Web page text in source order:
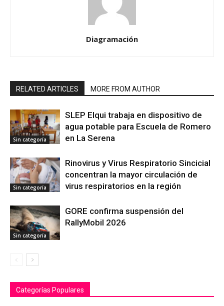
Diagramación
RELATED ARTICLES MORE FROM AUTHOR
Sin categoría
SLEP Elqui trabaja en dispositivo de
agua potable para Escuela de Romero
en La Serena
Sin categoría
Rinovirus y Virus Respiratorio Sincicial
concentran la mayor circulación de
virus respiratorios en la región
Sin categoría
GORE confirma suspensión del
RallyMobil 2026
Categorías Populares